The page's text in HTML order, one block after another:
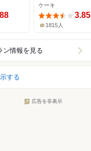
ケーキ
3.85
1815人
ン情報を見る
する
広告を非表示